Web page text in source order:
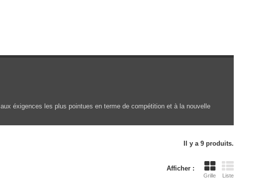
éxigences les plus pointues en terme de compétition et à la nouvelle
Il y a 9 produits.
Afficher :
Grille Liste